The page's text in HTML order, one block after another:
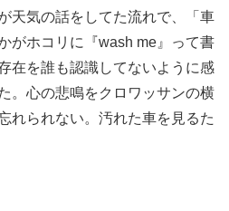
天気の話をしてた流れで、「車
がホコリに『wash me』って書
在を誰も認識してないように感
。心の悲鳴をクロワッサンの横
れられない。汚れた車を見るた